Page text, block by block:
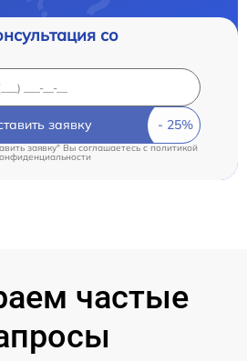
со
заявку
заявку" Вы соглашаетесь cполитикой
частые